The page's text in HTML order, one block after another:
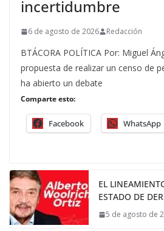
incertidumbre
6 de agosto de 2026 Redacción
BTÁCORA POLÍTICA Por: Miguel
propuesta de realizar un censo de
ha abierto un debate
Comparte esto:
Facebook WhatsApp
EL
ESTADO DE
5 de agosto de